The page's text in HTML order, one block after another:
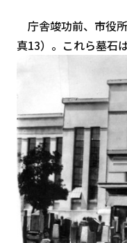
庁舎竣功前、市役
真13）。これら墓石